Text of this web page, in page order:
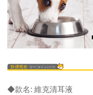
◆款名: 維克清耳液